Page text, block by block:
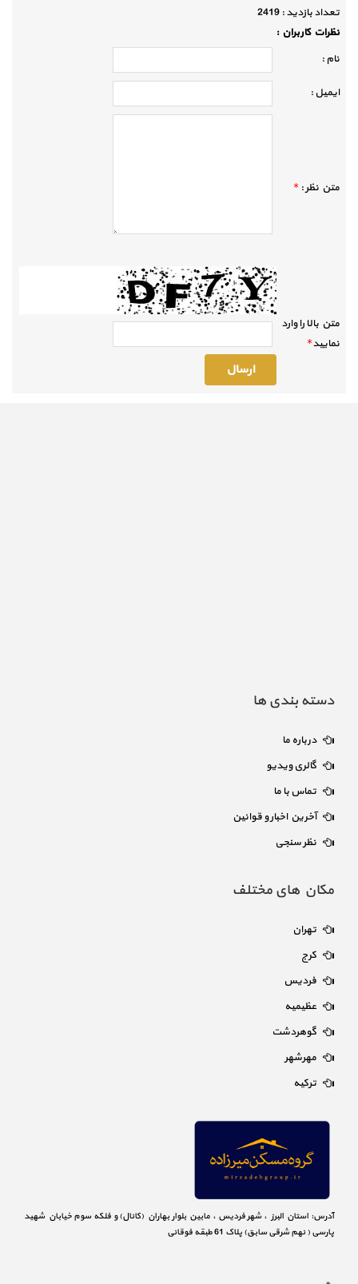
تعداد بازديد :2419
نظرات كاربران :
نام :
ايميل :
متن نظر :*
متن بالا را وارد
نماييد*
دسته بندی ها
درباره ما
گالری ویدیو
تماس با ما
آخرین اخبار و قوانین
نظر سنجی
مکان های مختلف
تهران
کرج
فردیس
عظیمیه
گوهردشت
مهرشهر
ترکیه
آدرس: استان البرز ، شهر فردیس ، مابین بلوار بهاران (کانال) و فلکه سوم خیابان شهید
پارسی ( نهم شرقی سابق) پلاک 61 طبقه فوقانی